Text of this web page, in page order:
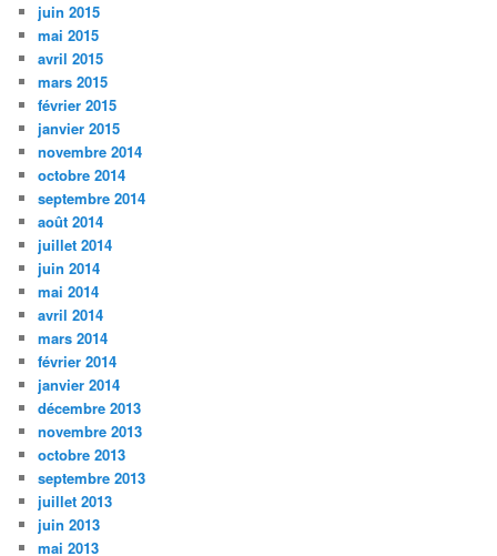
juin 2015
mai 2015
avril 2015
mars 2015
février 2015
janvier 2015
novembre 2014
octobre 2014
septembre 2014
août 2014
juillet 2014
juin 2014
mai 2014
avril 2014
mars 2014
février 2014
janvier 2014
décembre 2013
novembre 2013
octobre 2013
septembre 2013
juillet 2013
juin 2013
mai 2013